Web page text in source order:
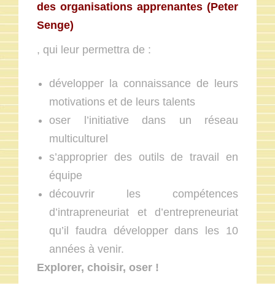
des organisations apprenantes (Peter
Senge)
, qui leur permettra de :
développer la connaissance de leurs
motivations et de leurs talents
oser l’initiative dans un réseau
multiculturel
s’approprier des outils de travail en
équipe
découvrir les compétences
d’intrapreneuriat et d’entrepreneuriat
qu’il faudra développer dans les 10
années à venir.
Explorer, choisir, oser !